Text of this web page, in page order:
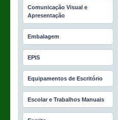
Comunicação Visual e
Apresentação
Embalagem
EPIS
Equipamentos de Escritório
Escolar e Trabalhos Manuais